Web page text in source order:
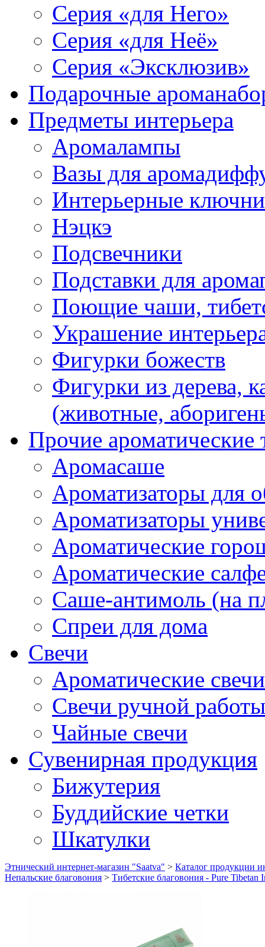
Серия «для Него»
Серия «для Неё»
Серия «Эксклюзив»
Подарочные
Предметы интерьера
Аромалампы
Вазы для
Интерьерные
Нэцкэ
Подсвечники
Подставки для
Поющие чаши,
Украшение
Фигурки божеств
Фигурки из дерева,
(животные,
Прочие ароматические
Аромасаше
Ароматизаторы для
Ароматизаторы
Ароматические
Ароматические
Саше-антимоль (на
Спреи для дома
Свечи
Ароматические свечи
Свечи ручной работы
Чайные свечи
Сувенирная продукция
Бижутерия
Буддийские четки
Шкатулки
Этнический интернет-магазин "Saatva" > Каталог продукции
Непальские благовония > Тибетские благовония - Pure Tibetan